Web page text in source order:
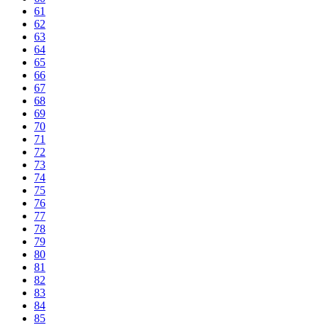
61
62
63
64
65
66
67
68
69
70
71
72
73
74
75
76
77
78
79
80
81
82
83
84
85